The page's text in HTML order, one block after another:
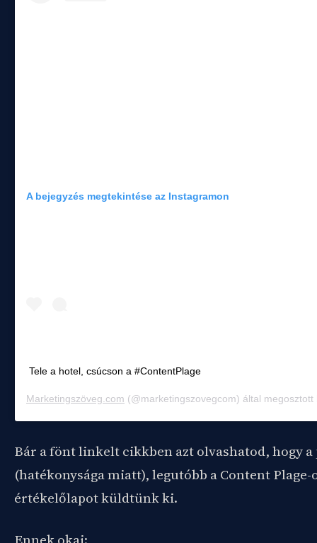
A bejegyzés megtekintése az Instagramon
Tele a hotel, csúcson a #ContentPlage
Marketingszöveg.com (@marketingszovegcom) által
Bár a fönt linkelt cikkben azt olvashatod, hogy
(hatékonysága miatt), legutóbb a Content
értékelőlapot küldtünk ki.
Ennek okai: